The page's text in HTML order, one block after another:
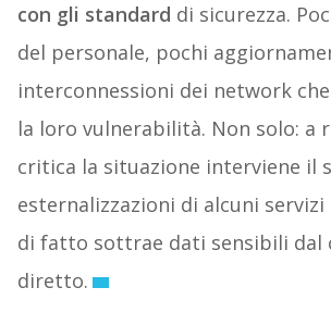
con gli standard di sicurezza.
del personale, pochi
interconnessioni dei network
la loro vulnerabilità. Non solo: a
critica la situazione interviene il
esternalizzazioni di alcuni servizi
di fatto sottrae dati sensibili dal
diretto.